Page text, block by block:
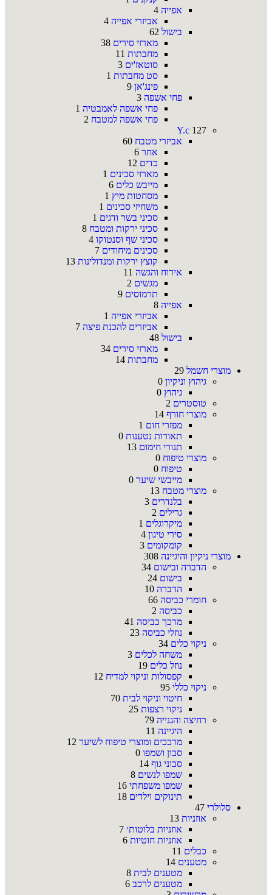
אפייה 4
אביזרי אפייה 4
בישול 62
מארזי סירים 38
מחבתות 11
סוטאז'ים 3
סט מחבתות 1
פינג'אן 9
פחי אשפה 3
פחי אשפה לאמבטיה 1
פחי אשפה למטבח 2
Y.c 127
אביזרי מטבח 60
אחר 6
כדים 12
מארזי סכינים 1
מייבש כלים 6
מסחטות מיץ 1
משחיזי סכינים 1
סכיני בשר ודגים 1
סכיני ירקות ומטבח 8
סכיני שף וסנטוקו 4
סכינים מיחודים 7
קוצץ ירקות ומנדולינות 13
אירוח והגשה 11
מגשים 2
תרמוסים 9
אפייה 8
אביזרי אפייה 1
אביזרים להכנת פיצה 7
בישול 48
מארזי סירים 34
מחבתות 14
מוצרי חשמל 29
גיהוץ וניקיון 0
גיהוץ 0
טוסטרים 2
מוצרי חורף 14
מפזרי חום 1
תאורות נטענות 0
תנורי חימום 13
מוצרי טיפוח 0
טיפוח 0
מייבשי שיער 0
מוצרי מטבח 13
בלנדרים 3
גרילים 2
מיקרוגלים 1
סירי טיגון 4
קומקומים 3
מוצרי ניקיון והיגיינה 308
הדברה ובישום 34
בישום 24
הדברה 10
חומרי כביסה 66
כביסה 2
מרכך כביסה 41
נוזלי כביסה 23
ניקוי כלים 34
משחה לכלים 3
נוזל כלים 19
קפסולות וניקוי למדיח 12
ניקוי כללי 95
חיטוי וניקוי לבית 70
ניקוי רצפות 25
רחיצה והגנייה 79
היגיינה 11
מרככים ומוצרי טיפוח לשיער 12
סבון ושמפו 0
סבוני גוף 14
שמפו לנשים 8
שמפו משפחתי 16
תינוקים וילדים 18
סלולרי 47
אוזניות 13
אוזניות בלוטות׳ 7
אוזניות חוטיות 6
כבלים 11
מטענים 14
מטענים לבית 8
מטענים לרכב 6